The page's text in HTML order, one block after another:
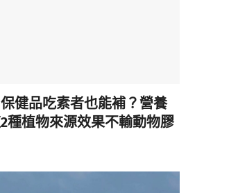
健品吃素者也能補？營養
種植物來源效果不輸動物膠